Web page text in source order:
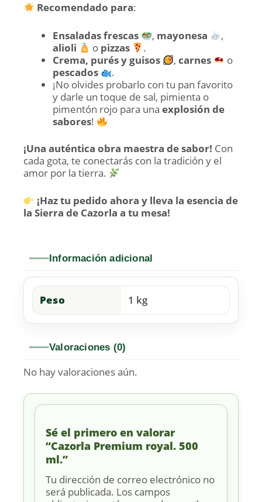
Recomendado para:
Ensaladas frescas , mayonesa
,
alioli
o pizzas
.
Crema, purés y guisos
, carnes
o
pescados
.
¡No olvides probarlo con tu pan favorito
y darle un toque de sal, pimienta o
pimentón rojo para una explosión de
sabores!
¡Una auténtica obra maestra de sabor! Con
cada gota, te conectarás con la tradición y el
amor por la tierra.
¡Haz tu pedido ahora y lleva la esencia de
la Sierra de Cazorla a tu mesa!
Información adicional
Peso 1 kg
Valoraciones (0)
No hay valoraciones aún.
Sé el primero en valorar
“Cazorla Premium royal. 500
ml.”
Tu dirección de correo electrónico no
será publicada. Los campos